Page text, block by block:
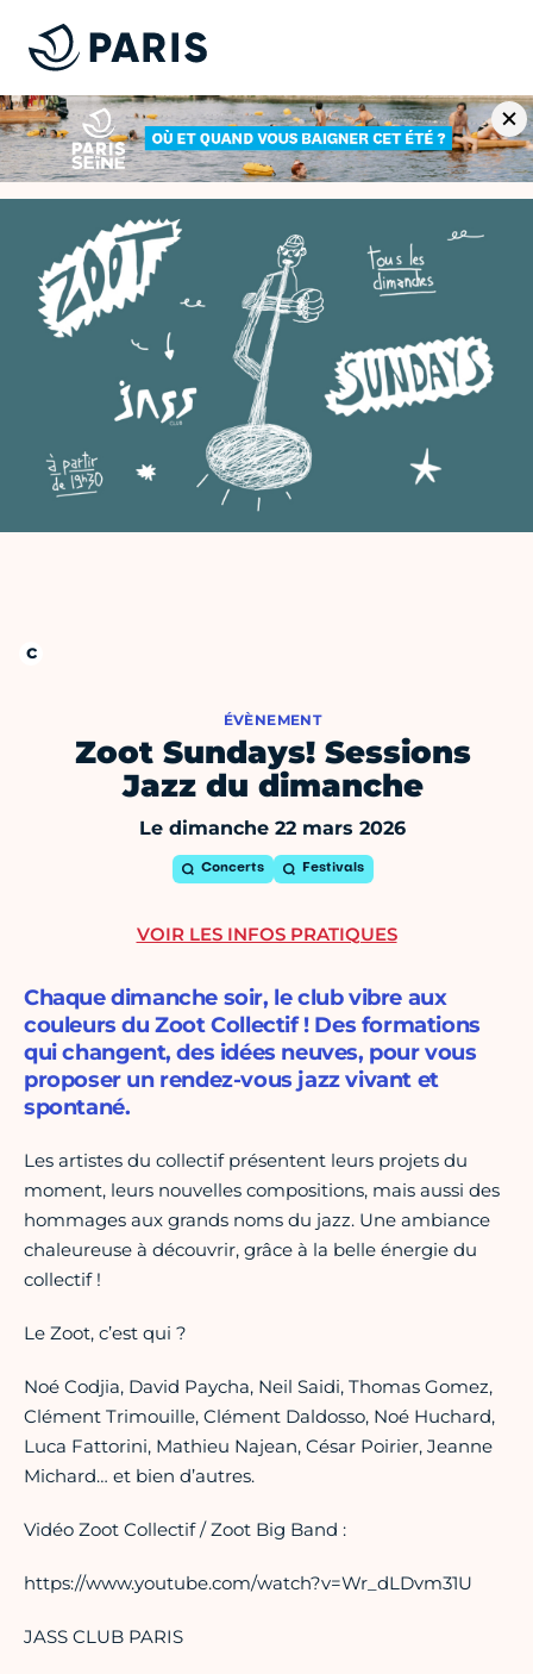
ÉVÈNEMENT
Zoot Sundays! Sessions
Jazz du dimanche
Le dimanche 22 mars 2026
Concerts Festivals
Chaque dimanche soir, le club vibre aux
couleurs du Zoot Collectif ! Des formations
qui changent, des idées neuves, pour vous
proposer un rendez-vous jazz vivant et
spontané.
Les artistes du collectif présentent leurs projets du
moment, leurs nouvelles compositions, mais aussi des
hommages aux grands noms du jazz. Une ambiance
chaleureuse à découvrir, grâce à la belle énergie du
collectif !
Le Zoot, c’est qui ?
Noé Codjia, David Paycha, Neil Saidi, Thomas Gomez,
Clément Trimouille, Clément Daldosso, Noé Huchard,
Luca Fattorini, Mathieu Najean, César Poirier, Jeanne
Michard… et bien d’autres.
Vidéo Zoot Collectif / Zoot Big Band :
https://www.youtube.com/watch?v=Wr_dLDvm31U
JASS CLUB PARIS
VOIR LES INFOS PRATIQUES